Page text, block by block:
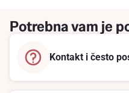
Potrebna vam je
Kontakt i često